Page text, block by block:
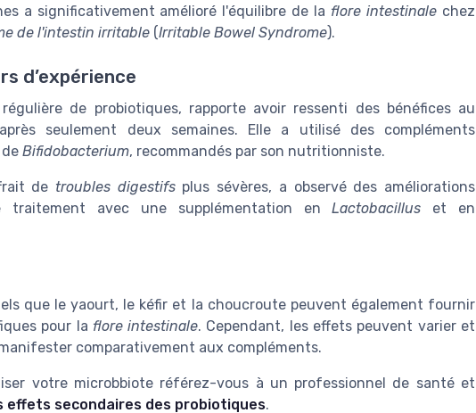
a significativement amélioré l'équilibre de la flore intestinale chez
de l'intestin irritable (Irritable Bowel Syndrome).
d’expérience
de probiotiques, rapporte avoir ressenti des bénéfices au
seulement deux semaines. Elle a utilisé des compléments
Bifidobacterium, recommandés par son nutritionniste.
de troubles digestifsplus sévères, a observé des améliorations
traitement avec une supplémentation enLactobacillus et en
que le yaourt, le kéfir et la choucroute peuvent également fournir
pour la flore intestinale. Cependant, les effets peuvent varier et
comparativement aux compléments.
votre microbbiote référez-vous à un professionnel de santé et
effets secondaires des probiotiques.